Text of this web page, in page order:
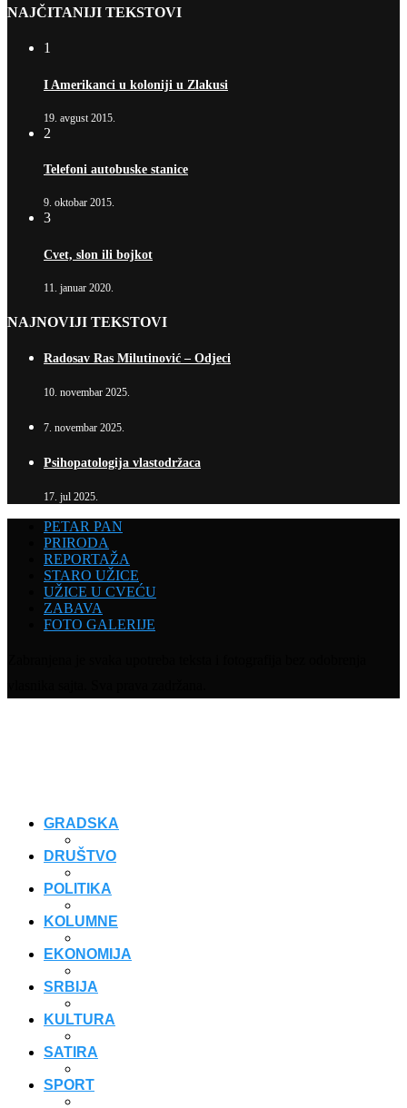
NAJČITANIJI TEKSTOVI
1
I Amerikanci u koloniji u Zlakusi
19. avgust 2015.
2
Telefoni autobuske stanice
9. oktobar 2015.
3
Cvet, slon ili bojkot
11. januar 2020.
NAJNOVIJI TEKSTOVI
Radosav Ras Milutinović – Odjeci
10. novembar 2025.
7. novembar 2025.
Psihopatologija vlastodržaca
17. jul 2025.
PETAR PAN
PRIRODA
REPORTAŽA
STARO UŽICE
UŽICE U CVEĆU
ZABAVA
FOTO GALERIJE
GRADSKA
DRUŠTVO
POLITIKA
KOLUMNE
EKONOMIJA
SRBIJA
KULTURA
SATIRA
SPORT